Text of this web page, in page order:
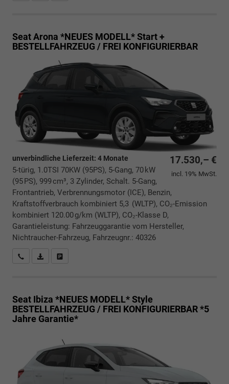
Seat Arona *NEUES MODELL*Start +
BESTELLFAHRZEUG / FREI KONFIGURIERBAR
17.530,– €
incl. 19% MwSt.
unverbindliche Lieferzeit: 4 Monate
5-türig, 1.0TSI 70KW (95PS), 5-Gang, 70 kW
(95 PS), 999 cm³, 3 Zylinder, Schalt. 5-Gang,
Frontantrieb, Verbrennungsmotor (ICE), Benzin,
Kraftstoffverbrauch kombiniert 5,3 (WLTP), CO₂-Emission
kombiniert 120.00 g/km (WLTP), CO₂-Klasse D,
Garantieleistung: Fahrzeuggarantie vom Hersteller,
Nichtraucher-Fahrzeug, Fahrzeugnr.: 40326
Rückrufbitte absenden
PDF-Datei, Fahrzeugexposé drucken
Seat Ibiza *NEUES MODELL*Style
BESTELLFAHRZEUG / FREI KONFIGURIERBAR *5
Jahre Garantie*